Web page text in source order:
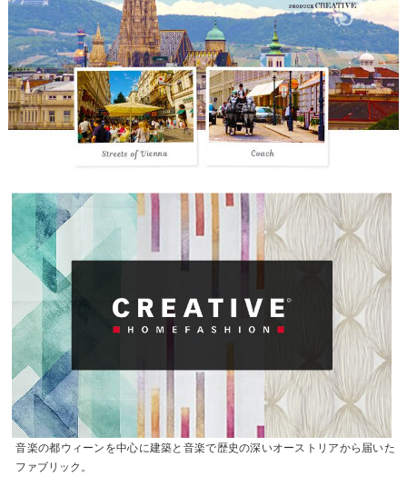
音楽の都ウィーンを中心に建築と音楽で歴史の深いオーストリアから届いた
ファブリック。